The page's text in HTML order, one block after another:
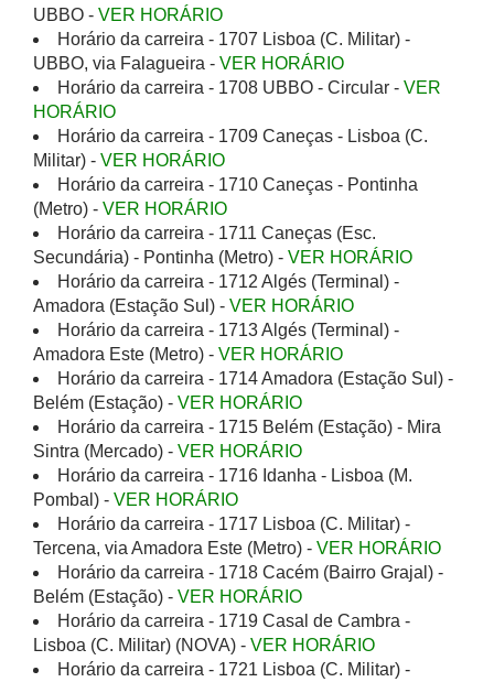
UBBO - VER HORÁRIO
Horário da carreira - 1707 Lisboa (C. Militar) -
UBBO, via Falagueira - VER HORÁRIO
Horário da carreira - 1708 UBBO - Circular - VER
HORÁRIO
Horário da carreira - 1709 Caneças - Lisboa (C.
Militar) - VER HORÁRIO
Horário da carreira - 1710 Caneças - Pontinha
(Metro) - VER HORÁRIO
Horário da carreira - 1711 Caneças (Esc.
Secundária) - Pontinha (Metro) - VER HORÁRIO
Horário da carreira - 1712 Algés (Terminal) -
Amadora (Estação Sul) - VER HORÁRIO
Horário da carreira - 1713 Algés (Terminal) -
Amadora Este (Metro) - VER HORÁRIO
Horário da carreira - 1714 Amadora (Estação Sul) -
Belém (Estação) - VER HORÁRIO
Horário da carreira - 1715 Belém (Estação) - Mira
Sintra (Mercado) - VER HORÁRIO
Horário da carreira - 1716 Idanha - Lisboa (M.
Pombal) - VER HORÁRIO
Horário da carreira - 1717 Lisboa (C. Militar) -
Tercena, via Amadora Este (Metro) - VER HORÁRIO
Horário da carreira - 1718 Cacém (Bairro Grajal) -
Belém (Estação) - VER HORÁRIO
Horário da carreira - 1719 Casal de Cambra -
Lisboa (C. Militar) (NOVA) - VER HORÁRIO
Horário da carreira - 1721 Lisboa (C. Militar) -